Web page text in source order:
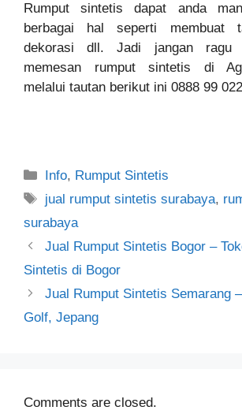
Rumput sintetis dapat anda
berbagai hal seperti membuat
dekorasi dll. Jadi jangan ragu
memesan rumput sintetis di
melalui tautan berikut ini 0888 99
Categories
Info, Rumput Sintetis
Tags
jual rumput sintetis surabaya,
surabaya
Jual Rumput Sintetis Bogor –
Sintetis di Bogor
Jual Rumput Sintetis Semarang
Golf, Jepang
Comments are closed.